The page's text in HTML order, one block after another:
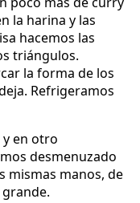
la harina y las
hacemos las
triángulos.
la forma de los
Refrigeramos
en otro
desmenuzado
mismas manos, de